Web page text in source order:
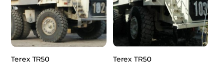
Terex TR50 Terex TR50